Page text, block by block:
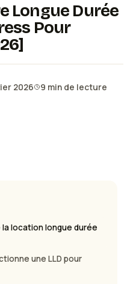
Longue Durée
Pour
2026 9 min de lecture
la location longue durée
une LLD pour